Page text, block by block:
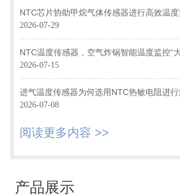
NTC芯片协助甲烷气体传感器进行高效温度
2026-07-29
NTC温度传感器，空气炸锅智能温度监控“
2026-07-15
进气温度传感器为何选用NTC热敏电阻进行
2026-07-08
阅读更多内容 >>
产品展示